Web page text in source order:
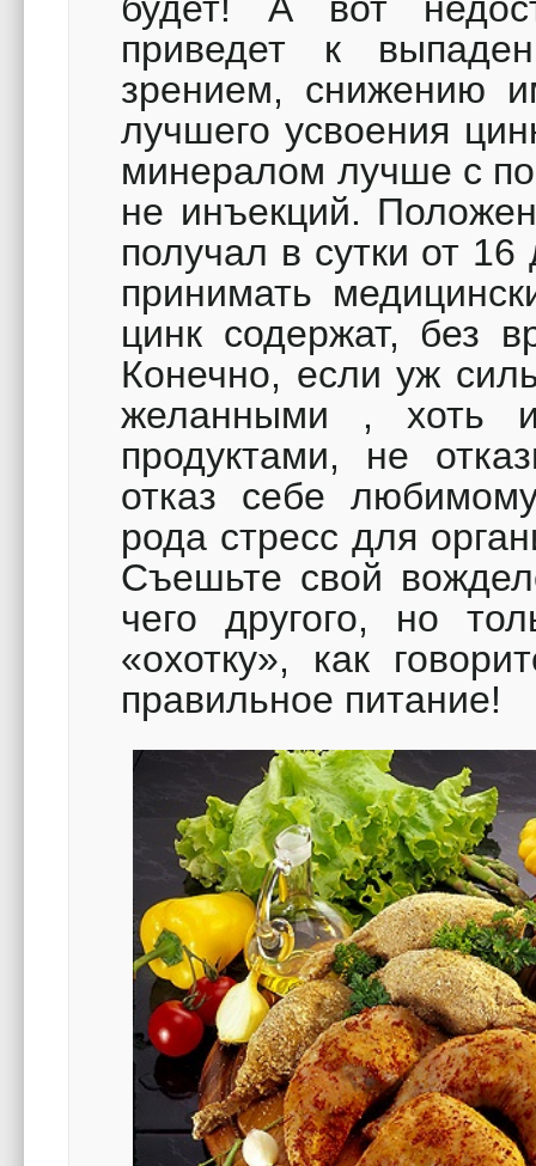
приведет к
зрением, снижению
лучшего усвоения
минералом лучше с
не инъекций.
получал в сутки от
принимать
цинк содержат, без
Конечно, если уж
желанными , хоть
продуктами, не
отказ себе
рода стресс для
Съешьте свой
чего другого, но
«охотку», как
правильное питание!